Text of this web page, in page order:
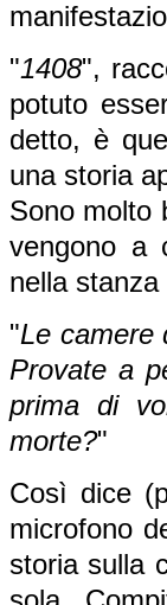
"1408",
potuto
detto, è
una storia
Sono molto
vengono a
nella stanza
"Le camere
Provate a
prima di
morte?"
Così dice
microfono
storia sulla